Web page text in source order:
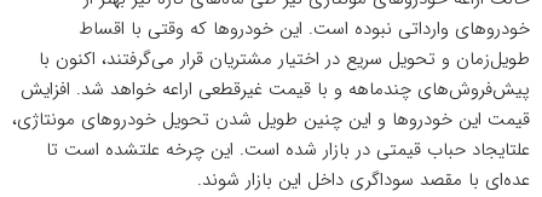
خودروهای وارداتی نبوده است. این خودروها که وقتی با اقساط
طویل‌زمان و تحویل سریع در اختیار مشتریان قرار می‌گرفتند، اکنون با
پیش‌فروش‌های چندماهه و با قیمت غیرقطعی اراعه خواهد شد. افزایش
قیمت این خودروها و این چنین طویل شدن تحویل خودروهای مونتاژی،
علتایجاد حباب قیمتی در بازار شده‌ است. این چرخه علتشده است تا
عده‌ای با مقصد سوداگری داخل این بازار شوند.